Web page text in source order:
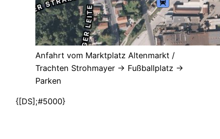
Anfahrt vom Marktplatz Altenmarkt /
Trachten Strohmayer -> Fußballplatz ->
Parken
{[DS];#5000}